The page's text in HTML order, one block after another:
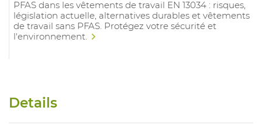
PFAS dans les vêtements de travail EN 13034 : risques,
législation actuelle, alternatives durables et vêtements
de travail sans PFAS. Protégez votre sécurité et
l'environnement.
Details